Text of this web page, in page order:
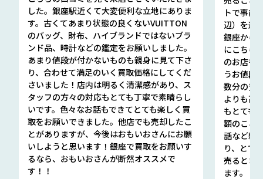
した。銀座駅近くて大変便利な立地にありま
す。古くてあまり状態の良くないVUITTON
のバッグ、財布、ハイブランドではないブラ
ンド品、時計などの鑑定をお願いしました。
あまり値段が付かないものも親身に見て下さ
り、合わせて満足のいく買取価格にしてくだ
さいました！店内は明るく清潔感があり、ス
タッフの方々の対応もとても丁寧で素晴らし
いです。色々なお話もできてとても楽しく買
取をお願いできました。他店でも売却したこ
とがありますが、今後はおもいおさんにお願
いしようと思います！銀座で買取をお願いす
るなら、おもいおさんが断然オススメで
す！！
トで事前
辺）を選
銀座から
にこちら
のお店も
うお値段
数分の査
よりも高
もとても
額のこと
話など細
り、とて
売るとき
ます。